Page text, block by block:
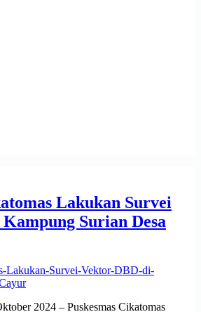
Lakukan Survei
Surian Desa
2024 – Puskesmas Cikatomas